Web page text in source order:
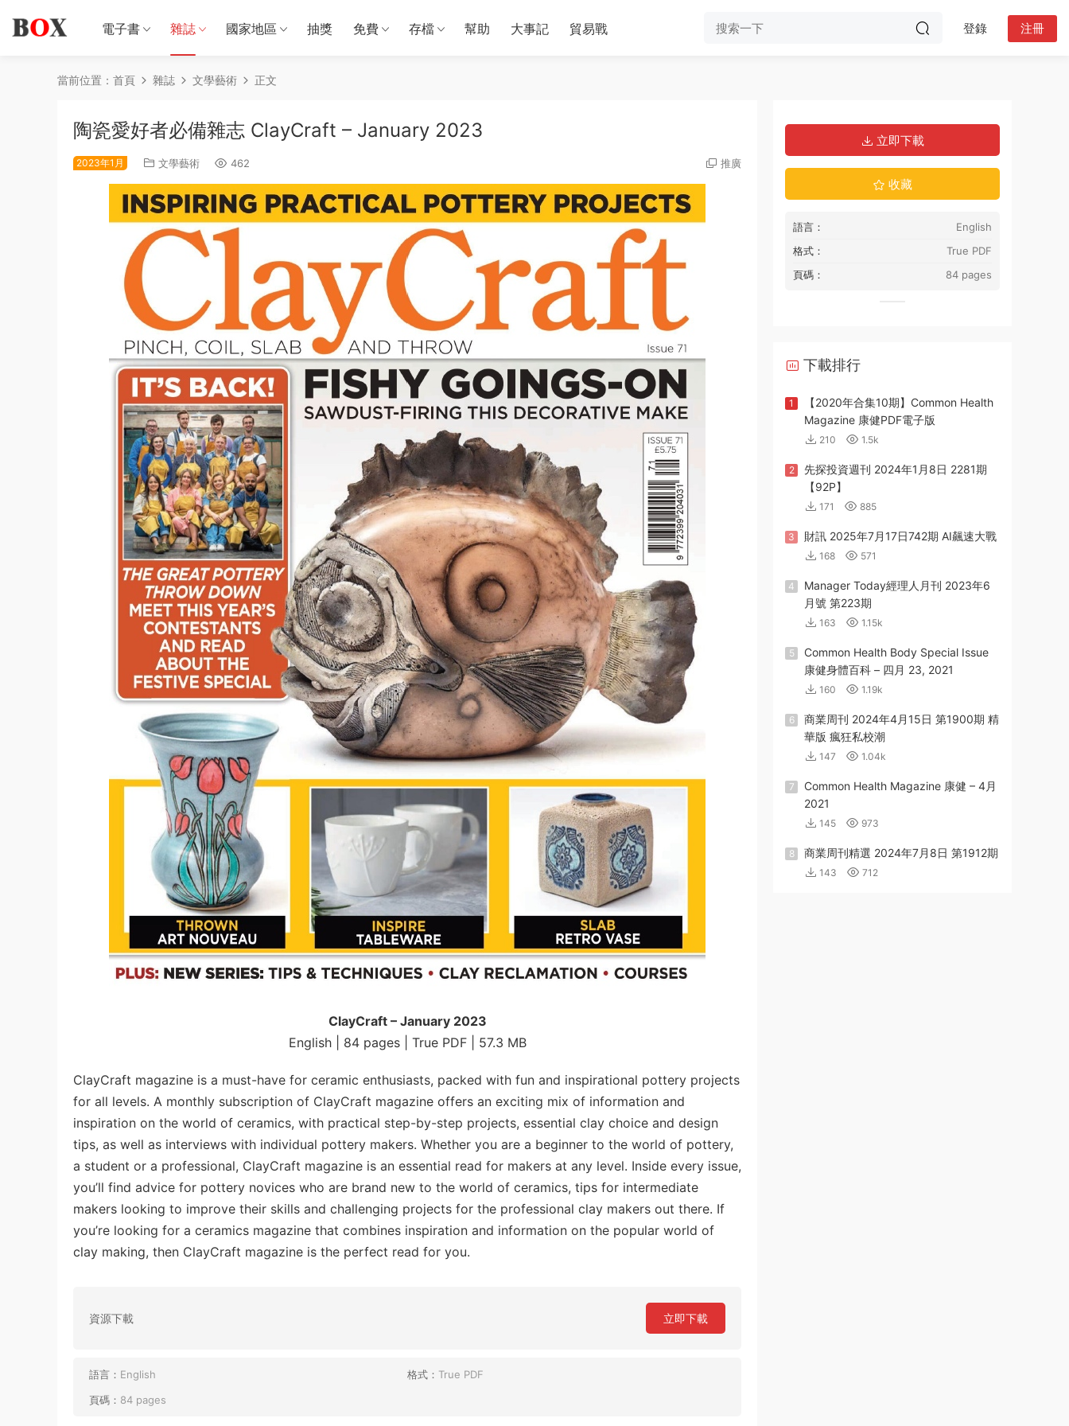
電子書 雜誌 國家地區 抽獎 免費 存檔 幫助 大事記 貿易戰 登錄 注冊
當前位置： 首頁 雜誌 文學藝術 正文
陶瓷愛好者必備雜志 ClayCraft – January 2023
2023年1月 文學藝術 462 推廣
ClayCraft – January 2023
English | 84 pages | True PDF | 57.3 MB
ClayCraft magazine is a must-have for ceramic enthusiasts, packed with fun and inspirational pottery projects
for all levels. A monthly subscription of ClayCraft magazine offers an exciting mix of information and
inspiration on the world of ceramics, with practical step-by-step projects, essential clay choice and design
tips, as well as interviews with individual pottery makers. Whether you are a beginner to the world of pottery,
a student or a professional, ClayCraft magazine is an essential read for makers at any level. Inside every issue,
you’ll find advice for pottery novices who are brand new to the world of ceramics, tips for intermediate
makers looking to improve their skills and challenging projects for the professional clay makers out there. If
you’re looking for a ceramics magazine that combines inspiration and information on the popular world of
clay making, then ClayCraft magazine is the perfect read for you.
資源下載 立即下載
語言： English 格式： True PDF
頁碼： 84 pages
立即下載
收藏
語言：
English
格式：
True PDF
頁碼：
84 pages
下載排行
1
【2020年合集10期】Common Health
Magazine 康健PDF電子版
210 1.5k
2
先探投資週刊 2024年1月8日 2281期
【92P】
171 885
3 財訊 2025年7月17日742期 AI飆速大戰
168 571
4
Manager Today經理人月刊 2023年6
月號 第223期
163 1.15k
5
Common Health Body Special Issue
康健身體百科 – 四月 23, 2021
160 1.19k
6
商業周刊 2024年4月15日 第1900期 精
華版 瘋狂私校潮
147 1.04k
7
Common Health Magazine 康健 – 4月
2021
145 973
8 商業周刊精選 2024年7月8日 第1912期
143 712